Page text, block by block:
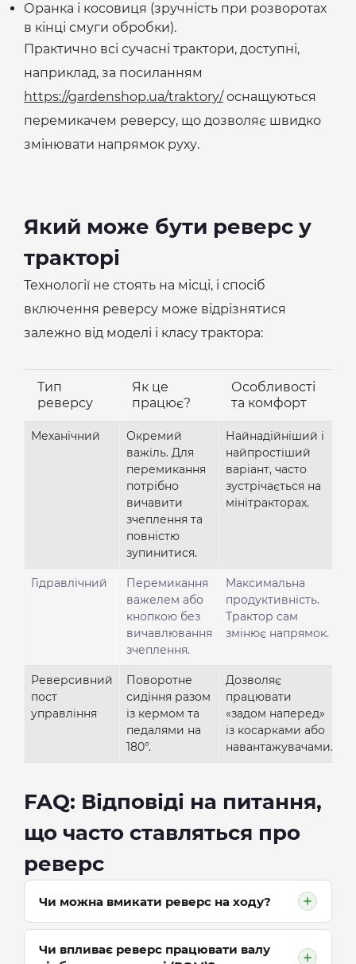
Оранка і косовиця (зручність при розворотах
в кінці смуги обробки).
Практично всі сучасні трактори, доступні,
наприклад, за посиланням
https://gardenshop.ua/traktory/оснащуються
перемикачем реверсу, що дозволяє швидко
змінювати напрямок руху.
Який може бути реверс у
тракторі
Технології не стоять на місці, і спосіб
включення реверсу може відрізнятися
залежно від моделі і класу трактора:
Тип
реверсу
Як це
працює?
Особливості
та комфорт
Механічний
Окремий
важіль. Для
перемикання
потрібно
вичавити
зчеплення та
повністю
зупинитися.
Найнадійніший і
найпростіший
варіант, часто
зустрічається на
мінітракторах.
Гідравлічний
Перемикання
важелем або
кнопкою без
вичавлювання
зчеплення.
Максимальна
продуктивність.
Трактор сам
змінює напрямок.
Реверсивний
пост
управління
Поворотне
сидіння разом
із кермом та
педалями на
180°.
Дозволяє
працювати
«задом наперед»
із косарками або
навантажувачами.
FAQ: Відповіді на питання,
що часто ставляться про
реверс
Чи можна вмикати реверс на ходу?
Якщо у вас механічний реверс, то
Чи впливає реверс працювати валу